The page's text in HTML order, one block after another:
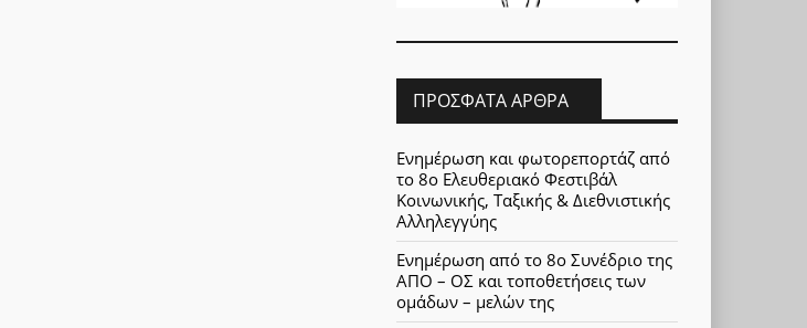
ΠΡΌΣΦΑΤΑ ΆΡΘΡΑ
Ενημέρωση και φωτορεπορτάζ από
το 8ο Ελευθεριακό Φεστιβάλ
Κοινωνικής, Ταξικής & Διεθνιστικής
Αλληλεγγύης
Ενημέρωση από το 8ο Συνέδριο της
ΑΠΟ – ΟΣ και τοποθετήσεις των
ομάδων – μελών της